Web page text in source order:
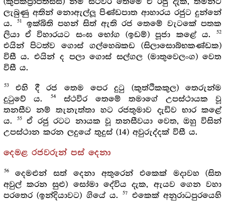
ලැබුණු අතින් නොඇල්ලූ පිණ්ඩපාත ආහාරය රජුට දුන්නේ
ය.
51
ඉක්බිති පහන් සිත් ඇති රජ තෙමේ වැටකේ පතක
ලියා ඒ විහාරයට සංඝ භෝග (ඉඩම්) පූජා කළේ ය.
52
එයින් පිටත්ව ගොස් ගල්හෙබකඩ (සිලාසොබ්භකණ්ඩක)
විසී ය. එයින් ද පලා ගොස් සල්ගල (මාතුවෙලංග) වෙත
විසී ය.
53එහි දී රජ තෙම පෙර දුටු (කුත්ථිකකුල) තෙරුන්ම
දුටුවේ ය.
54
ස්ථවිර තෙමේ තමාගේ උපස්ථායක වූ
තනසීව නම් තැනැත්තා හට රජතුමාව දැඩිව භාර කළේ
ය.
55
ඒ රජු රටට නායක වූ තනසීවයා වෙත, ඔහු විසින්
උපස්ථාන කරන ලදුයේ තුදුස් (14) අවුරුද්දක් විසී ය.
දෙමළ රජවරුන් පස් දෙනා
56දෙමළුන් සත් දෙනා අතුරෙන් එකෙක් මදාවහ (සිත
අවුල් කරන සුළු) සෝමා දේවිය දැක, ඇයව ගෙන වහා
පරතෙර (ඉන්දියාවට) ගියේ ය.
57
එකෙක් අනුරාධපුරයෙහි